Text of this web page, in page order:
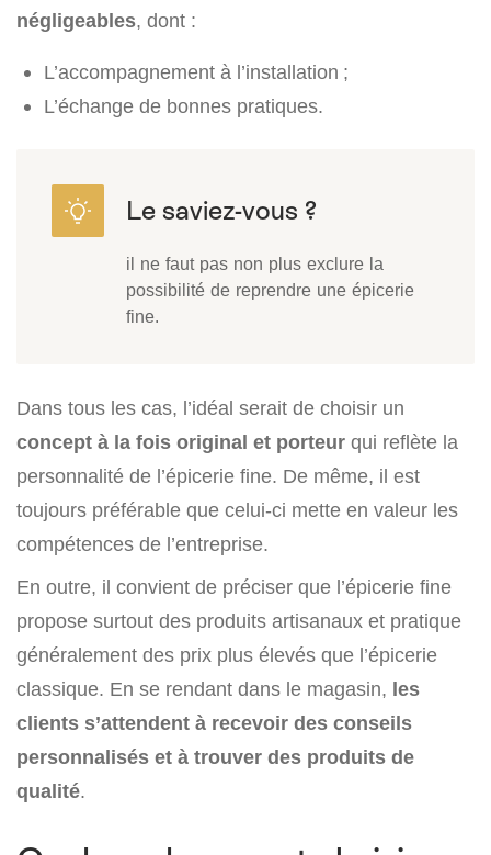
négligeables, dont :
L’accompagnement à l’installation ;
L’échange de bonnes pratiques.
il ne faut pas non plus exclure la
possibilité de reprendre une épicerie
fine.
Dans tous les cas, l’idéal serait de choisir un
concept à la fois original et porteur qui reflète la
personnalité de l’épicerie fine. De même, il est
toujours préférable que celui-ci mette en valeur les
compétences de l’entreprise.
En outre, il convient de préciser que l’épicerie fine
propose surtout des produits artisanaux et pratique
généralement des prix plus élevés que l’épicerie
classique. En se rendant dans le magasin, les
clients s’attendent à recevoir des conseils
personnalisés et à trouver des produits de
qualité.